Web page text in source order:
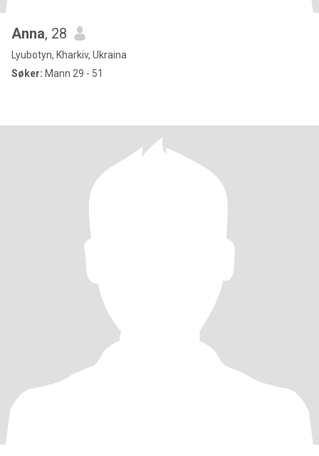
Anna, 28
Lyubotyn, Kharkiv, Ukraina
Søker: Mann 29 - 51